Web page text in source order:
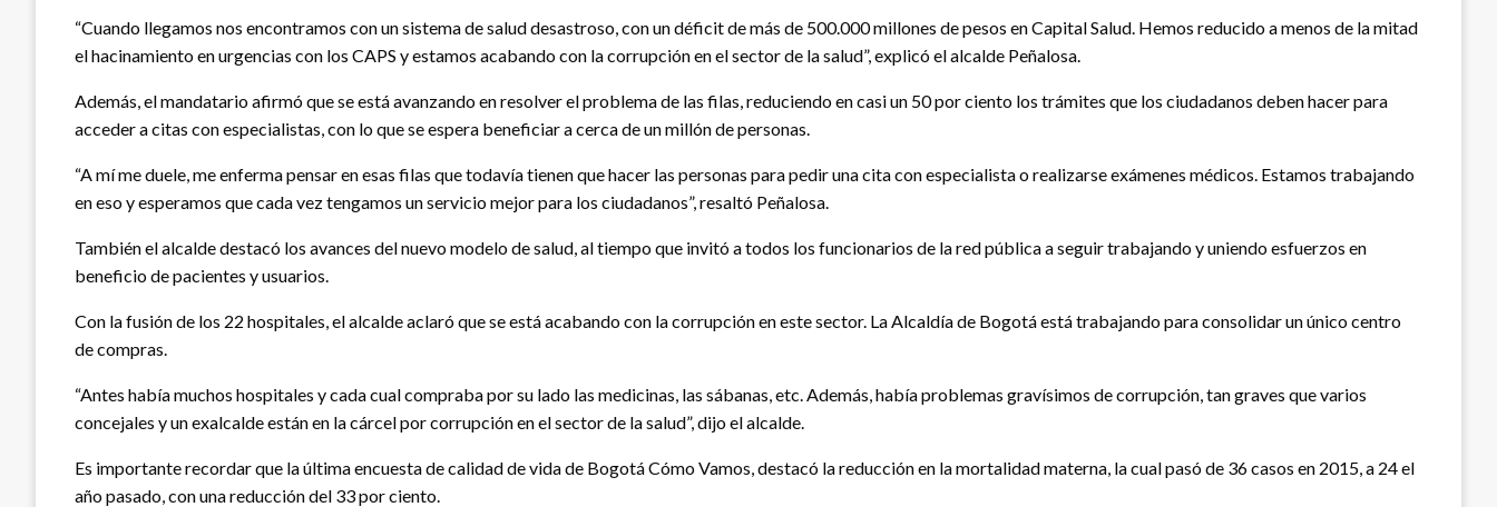
“Cuando llegamos nos encontramos con un sistema de salud desastroso, con un déficit de más de 500.000 millones de pesos en Capital Salud. Hemos reducido a menos de la mitad
el hacinamiento en urgencias con los CAPS y estamos acabando con la corrupción en el sector de la salud”, explicó el alcalde Peñalosa.
Además, el mandatario afirmó que se está avanzando en resolver el problema de las filas, reduciendo en casi un 50 por ciento los trámites que los ciudadanos deben hacer para
acceder a citas con especialistas, con lo que se espera beneficiar a cerca de un millón de personas.
“A mí me duele, me enferma pensar en esas filas que todavía tienen que hacer las personas para pedir una cita con especialista o realizarse exámenes médicos. Estamos trabajando
en eso y esperamos que cada vez tengamos un servicio mejor para los ciudadanos”, resaltó Peñalosa.
También el alcalde destacó los avances del nuevo modelo de salud, al tiempo que invitó a todos los funcionarios de la red pública a seguir trabajando y uniendo esfuerzos en
beneficio de pacientes y usuarios.
Con la fusión de los 22 hospitales, el alcalde aclaró que se está acabando con la corrupción en este sector. La Alcaldía de Bogotá está trabajando para consolidar un único centro
de compras.
“Antes había muchos hospitales y cada cual compraba por su lado las medicinas, las sábanas, etc. Además, había problemas gravísimos de corrupción, tan graves que varios
concejales y un exalcalde están en la cárcel por corrupción en el sector de la salud”, dijo el alcalde.
Es importante recordar que la última encuesta de calidad de vida de Bogotá Cómo Vamos, destacó la reducción en la mortalidad materna, la cual pasó de 36 casos en 2015, a 24 el
año pasado, con una reducción del 33 por ciento.